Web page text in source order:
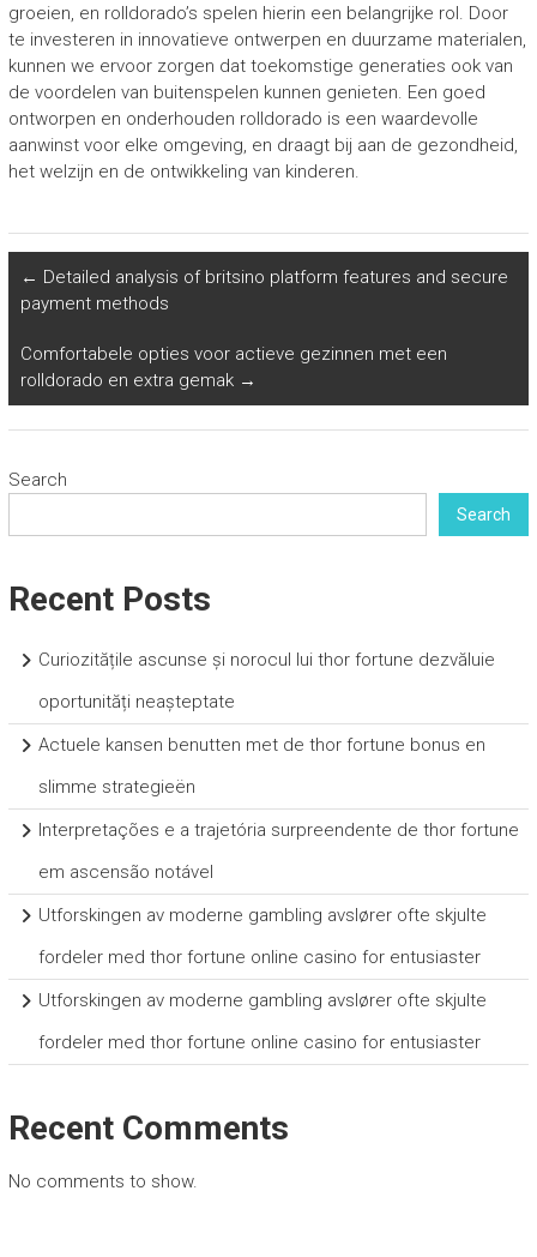
groeien, en rolldorado’s spelen hierin een belangrijke rol. Door
te investeren in innovatieve ontwerpen en duurzame materialen,
kunnen we ervoor zorgen dat toekomstige generaties ook van
de voordelen van buitenspelen kunnen genieten. Een goed
ontworpen en onderhouden rolldorado is een waardevolle
aanwinst voor elke omgeving, en draagt bij aan de gezondheid,
het welzijn en de ontwikkeling van kinderen.
← Detailed analysis of britsino platform features and secure
payment methods
Comfortabele opties voor actieve gezinnen met een
rolldorado en extra gemak →
Search
Search
Recent Posts
Curiozitățile ascunse și norocul lui thor fortune dezvăluie
oportunități neașteptate
Actuele kansen benutten met de thor fortune bonus en
slimme strategieën
Interpretações e a trajetória surpreendente de thor fortune
em ascensão notável
Utforskingen av moderne gambling avslører ofte skjulte
fordeler med thor fortune online casino for entusiaster
Utforskingen av moderne gambling avslører ofte skjulte
fordeler med thor fortune online casino for entusiaster
Recent Comments
No comments to show.